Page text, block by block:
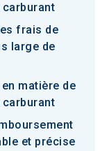
frais de
large de
matière de
et précise